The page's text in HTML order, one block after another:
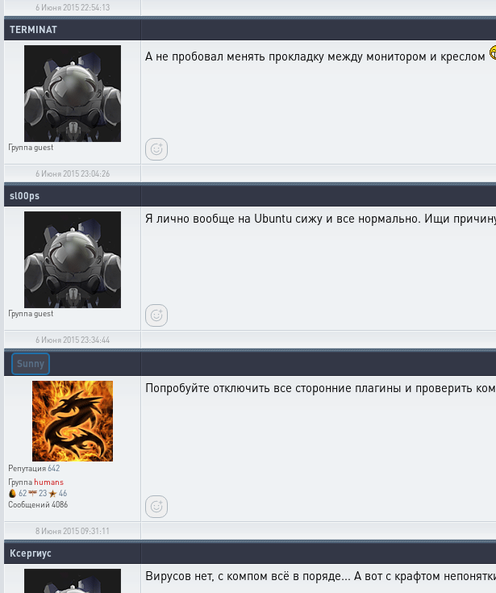
6 Июня 2015 22:54:13
TERMINAT
Группаguest
А не пробовал менять прокладку между монитором и креслом
6 Июня 2015 23:04:26
sl00ps
Группаguest
Я лично вообще на Ubuntu сижу и все нормально. Ищи
6 Июня 2015 23:34:44
Sunny
Репутация642
Группаhumans
62
23
46
Сообщений 4086
Попробуйте отключить все сторонние плагины и проверить
8 Июня 2015 09:31:11
Ксергиус
Вирусов нет, с компом всё в поряде... А вот с крафтом